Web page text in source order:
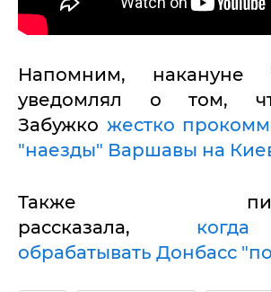
Напомним, накануне
уведомлял о том,
Забужко жестко
"наезды" Варшавы на
Также
рассказала,
обрабатывать Донбасс